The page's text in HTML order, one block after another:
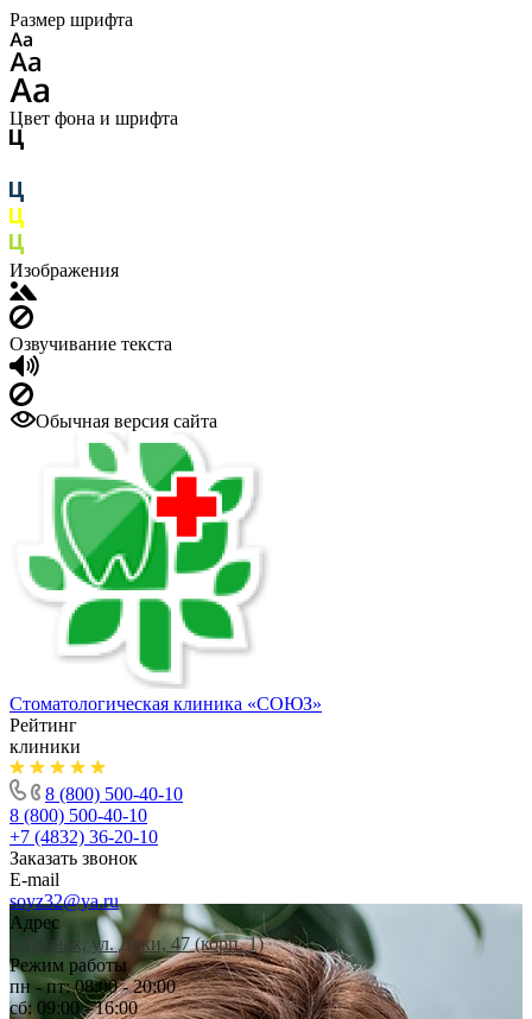
Размер шрифта
Цвет фона и шрифта
Изображения
Озвучивание текста
Обычная версия сайта
Стоматологическая клиника «СОЮЗ»
Рейтинг
клиники
8 (800) 500-40-10
8 (800) 500-40-10
+7 (4832) 36-20-10
Заказать звонок
E-mail
soyz32@ya.ru
Адрес
г. Брянск, ул. Дуки, 47 (корп. 1)
Режим работы
пн - пт: 08:00 - 20:00
сб: 09:00 - 16:00